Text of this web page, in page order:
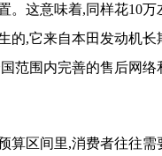
。这意味着,同样花10
的,它来自本田发动机
范围内完善的售后网
算区间里,消费者往往